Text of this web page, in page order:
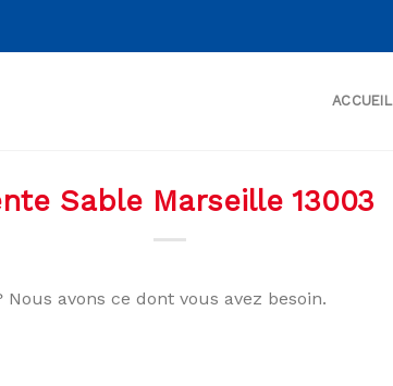
ACCUEIL
Sable Marseille 13003
Nous avons ce dont vous avez besoin.